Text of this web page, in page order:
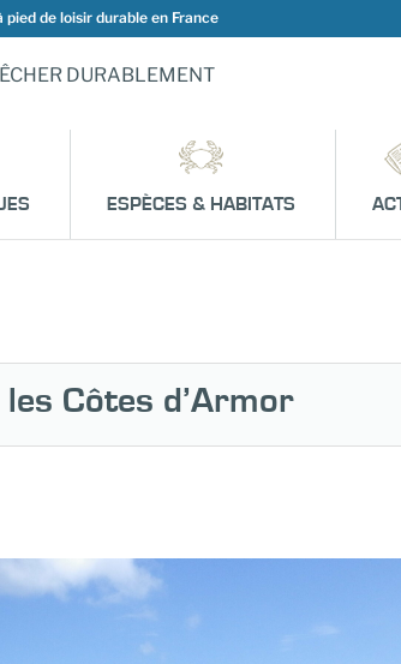
de loisir durable en France
DURABLEMENT
ESPÈCES & HABITATS
Côtes d’Armor